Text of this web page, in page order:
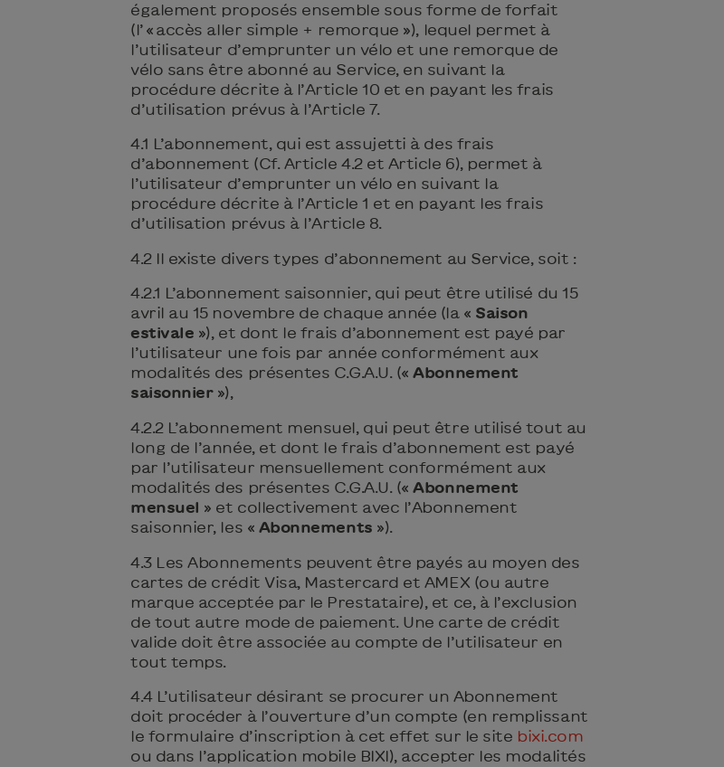
également proposés ensemble sous forme de forfait
(l’ « accès aller simple + remorque »), lequel permet à
l’utilisateur d’emprunter un vélo et une remorque de
vélo sans être abonné au Service, en suivant la
procédure décrite à l’Article 10 et en payant les frais
d’utilisation prévus à l’Article 7.
4.1 L’abonnement, qui est assujetti à des frais
d’abonnement (Cf. Article 4.2 et Article 6), permet à
l’utilisateur d’emprunter un vélo en suivant la
procédure décrite à l’Article 1 et en payant les frais
d’utilisation prévus à l’Article 8.
4.2 Il existe divers types d’abonnement au Service, soit :
4.2.1 L’abonnement saisonnier, qui peut être utilisé du 15
avril au 15 novembre de chaque année (la « Saison
estivale »), et dont le frais d’abonnement est payé par
l’utilisateur une fois par année conformément aux
modalités des présentes C.G.A.U. («Abonnement
saisonnier»),
4.2.2 L’abonnement mensuel, qui peut être utilisé tout au
long de l’année, et dont le frais d’abonnement est payé
par l’utilisateur mensuellement conformément aux
modalités des présentes C.G.A.U. («Abonnement
mensuel » et collectivement avec l’Abonnement
saisonnier, les « Abonnements »).
4.3 Les Abonnements peuvent être payés au moyen des
cartes de crédit Visa, Mastercard et AMEX (ou autre
marque acceptée par le Prestataire), et ce, à l’exclusion
de tout autre mode de paiement. Une carte de crédit
valide doit être associée au compte de l’utilisateur en
tout temps.
4.4 L’utilisateur désirant se procurer un Abonnement
doit procéder à l’ouverture d’un compte (en remplissant
le formulaire d’inscription à cet effet sur le site bixi.com
ou dans l’application mobile BIXI), accepter les modalités